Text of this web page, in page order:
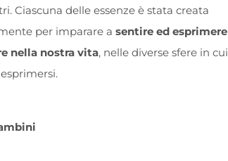
Ciascuna delle essenze è stata creata
per imparare a sentire ed esprimere
nella nostra vita, nelle diverse sfere in cui